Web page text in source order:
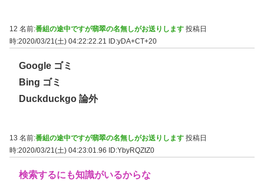
12 名前:番組の途中ですが翡翠の名無しがお送りします 投稿日
時:2020/03/21(土) 04:22:22.21
ID:yDA+CT+20
Google ゴミ
Bing ゴミ
Duckduckgo 論外
13 名前:番組の途中ですが翡翠の名無しがお送りします 投稿日
時:2020/03/21(土) 04:23:01.96 ID:YbyRQZtZ0
検索するにも知識がいるからな